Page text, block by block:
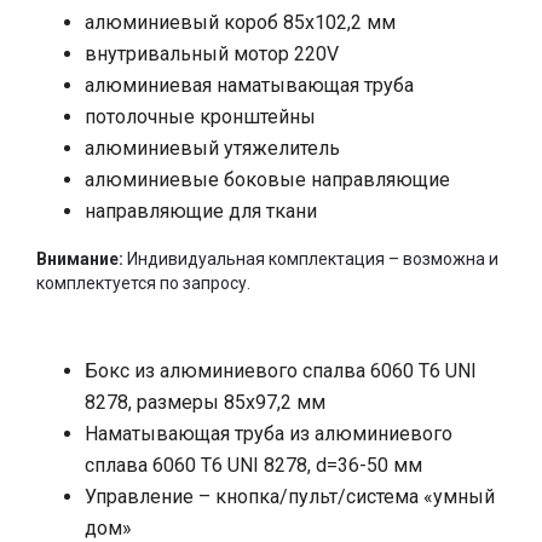
Мансардний рулонний штора Rollbox 885/4 - це
моторизована система для зашторювання і
сонцезахисту горизонтального і похилого скління з
керуванням за допомогою кнопки, пульта або системи
автоматизації M2Net від компанії MOTTURA (Італія), а
також інших систем «розумний дім». Моторизована
карнизна система Rollbox 885/4 має досить компактні
розміри враховуючи технічними характеристиками і
алюминиевый короб 85х102,2 мм
внутривальный мотор 220V
алюминиевая наматывающая труба
потолочные кронштейны
алюминиевый утяжелитель
алюминиевые боковые направляющие
направляющие для ткани
Внимание: Индивидуальная комплектация – возможна и
комплектуется по запросу.
Бокс из алюминиевого спалва 6060T6UNI
8278, размеры 85х97,2 мм
Наматывающая труба из алюминиевого
сплава 6060T6UNI 8278,d=36-50 мм
Управление – кнопка/пульт/система «умный
дом»